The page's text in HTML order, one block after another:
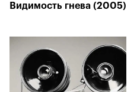
Видимость гнева (2005)